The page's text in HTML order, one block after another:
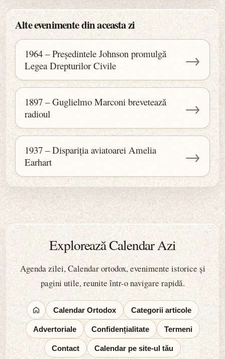
Alte evenimente din aceasta zi
1964 – Președintele Johnson promulgă
Legea Drepturilor Civile
→
1897 – Guglielmo Marconi brevetează
radioul
→
1937 – Dispariția aviatoarei Amelia
Earhart
→
Explorează Calendar Azi
Agenda zilei, Calendar ortodox, evenimente istorice și
pagini utile, reunite într-o navigare rapidă.
Calendar Ortodox Categorii articole
Advertoriale Confidențialitate Termeni
Contact Calendar pe site-ul tău